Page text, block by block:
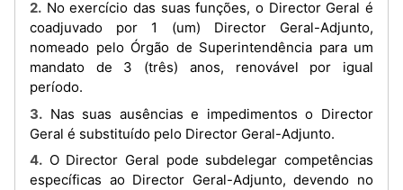
2. No exercício das suas funções, o Director Geral é
coadjuvado por 1 (um) Director Geral-Adjunto,
nomeado pelo Órgão de Superintendência para um
mandato de 3 (três) anos, renovável por igual
período.
3. Nas suas ausências e impedimentos o Director
Geral é substituído pelo Director Geral-Adjunto.
4. O Director Geral pode subdelegar competências
específicas ao Director Geral-Adjunto, devendo no